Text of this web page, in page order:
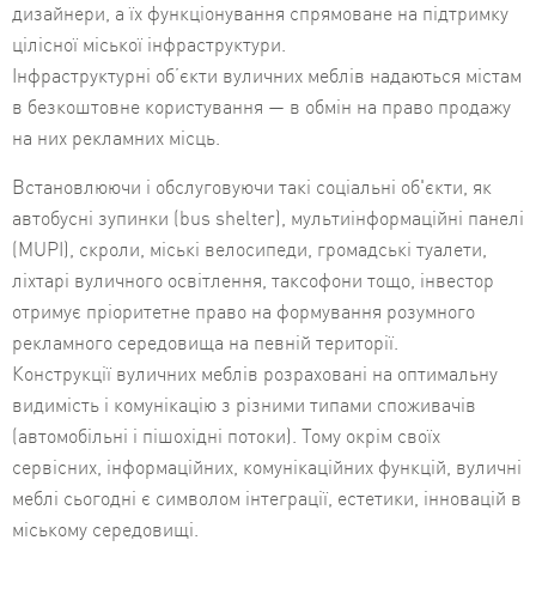
дизайнери, а їх функціонування спрямоване на підтримку
цілісної міської інфраструктури.
Інфраструктурні об’єкти вуличних меблів надаються містам
в безкоштовне користування — в обмін на право продажу
на них рекламних місць.
Встановлюючи і обслуговуючи такі соціальні об'єкти, як
автобусні зупинки (bus shelter), мультиінформаційні панелі
(MUPI), скроли, міські велосипеди, громадські туалети,
ліхтарі вуличного освітлення, таксофони тощо, інвестор
отримує пріоритетне право на формування розумного
рекламного середовища на певній території.
Конструкції вуличних меблів розраховані на оптимальну
видимість і комунікацію з різними типами споживачів
(автомобільні і пішохідні потоки). Тому окрім своїх
сервісних, інформаційних, комунікаційних функцій, вуличні
меблі сьогодні є символом інтеграції, естетики, інновацій в
міському середовищі.